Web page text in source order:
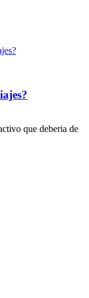
que deberia de